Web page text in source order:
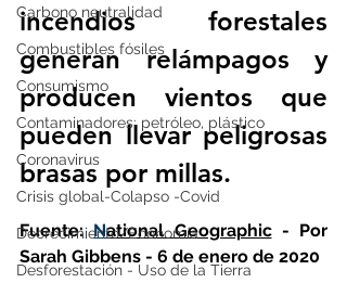
Carbono neutralidad
Combustibles fósiles
Consumismo
Contaminadores: petróleo, plástico
Coronavirus
Crisis global-Colapso -Covid
Decrecimiento/Economía
Desforestación - Uso de la Tierra
incendios forestales
generan relámpagos y
producen vientos que
pueden llevar peligrosas
brasas por millas.
Fuente: National Geographic - Por
Sarah Gibbens - 6 de enero de 2020